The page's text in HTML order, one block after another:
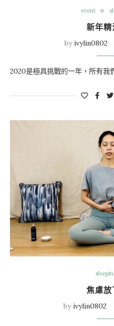
event
新年精
byivylin0802
2020是極具挑戰的一年，所有我
焦慮放
byivylin0802